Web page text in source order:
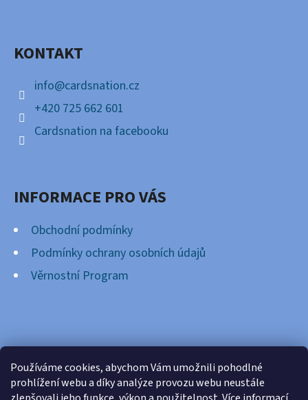
Používáme cookies, abychom Vám umožnili pohodlné
prohlížení webu a díky analýze provozu webu neustále
KONTAKT
info@cardsnation.cz
+420 725 662 601
Cardsnation na facebooku
INFORMACE PRO VÁS
Obchodní podmínky
Podmínky ochrany osobních údajů
Věrnostní Program
FACEBOOK